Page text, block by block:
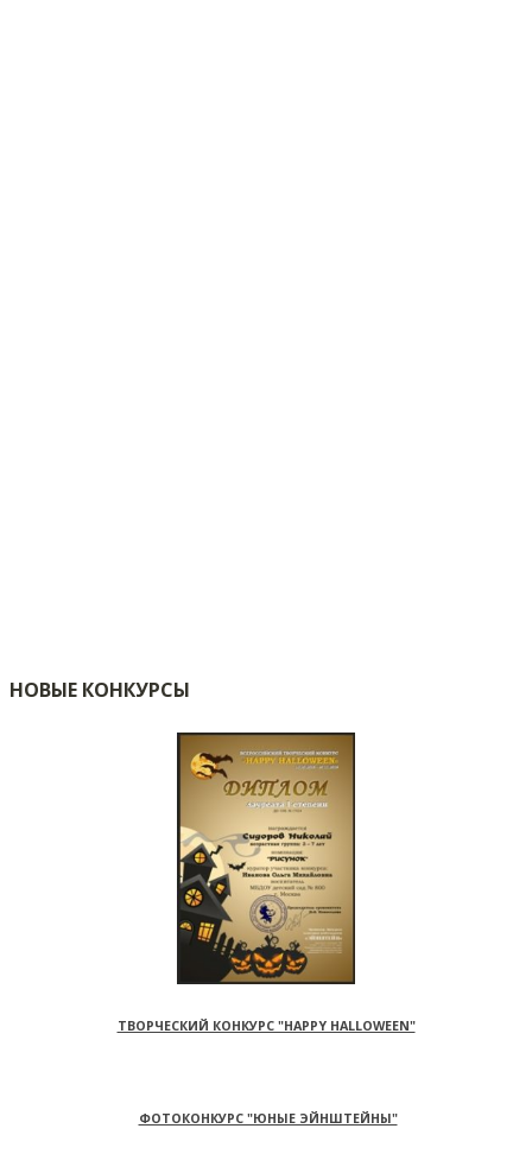
НОВЫЕ КОНКУРСЫ
ТВОРЧЕСКИЙ КОНКУРС "HAPPY HALLOWEEN"
ФОТОКОНКУРС "ЮНЫЕ ЭЙНШТЕЙНЫ"